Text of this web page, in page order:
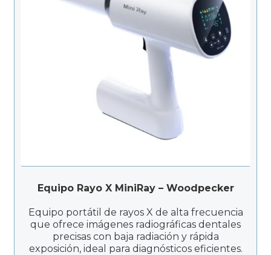
Equipo Rayo X MiniRay – Woodpecker
Equipo portátil de rayos X de alta frecuencia
que ofrece imágenes radiográficas dentales
precisas con baja radiación y rápida
exposición, ideal para diagnósticos eficientes.